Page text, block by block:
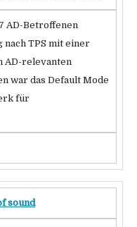
AD-Betroffenen
TPS mit einer
AD-relevanten
war das Default Mode
für
sound